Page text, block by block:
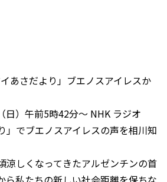
あさだより」ブエノスアイレスか
日）午前5時42分～ NHK ラジオ
」でブエノスアイレスの声を相川知
涼しくなってきたアルゼンチンの首